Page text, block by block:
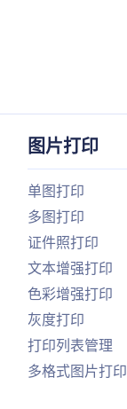
图片打印
单图打印
多图打印
证件照打印
文本增强打印
色彩增强打印
灰度打印
打印列表管理
多格式图片打印